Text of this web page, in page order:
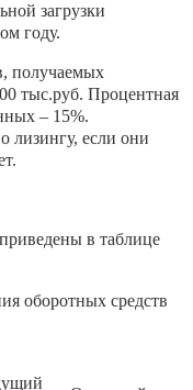
загрузки
году.
получаемых
тыс.руб. Процентная
– 15%.
лизингу, если они
в таблице
оборотных средств